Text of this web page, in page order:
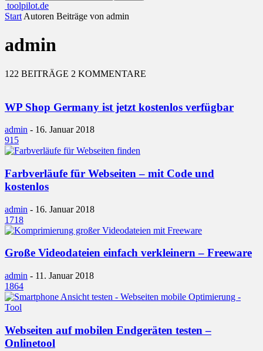
toolpilot.de
Start Autoren Beiträge von admin
admin
122 BEITRÄGE 2 KOMMENTARE
WP Shop Germany ist jetzt kostenlos verfügbar
admin - 16. Januar 2018
915
Farbverläufe für Webseiten – mit Code und
kostenlos
admin - 16. Januar 2018
1718
Große Videodateien einfach verkleinern – Freeware
admin - 11. Januar 2018
1864
Webseiten auf mobilen Endgeräten testen –
Onlinetool